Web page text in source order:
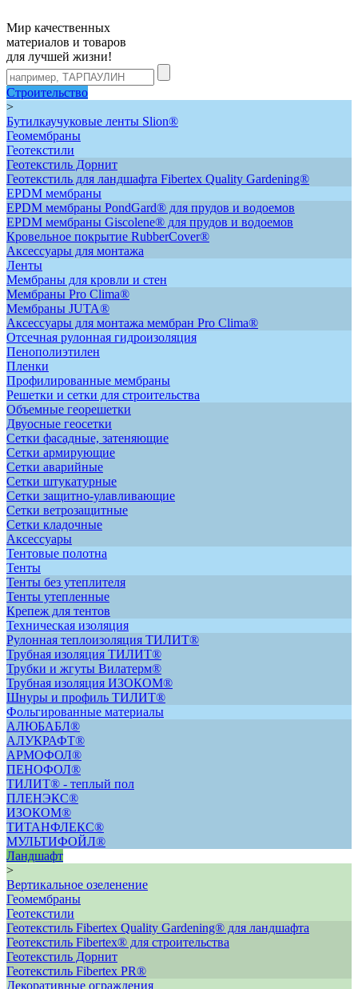
Мир качественных
материалов и товаров
для лучшей жизни!
Строительство
>
Бутилкаучуковые ленты Slion®
Геомембраны
Геотекстили
Геотекстиль Дорнит
Геотекстиль для ландшафта Fibertex Quality Gardening®
ЕРDM мембраны
EPDM мембраны PondGard® для прудов и водоемов
EPDM мембраны Giscolene® для прудов и водоемов
Кровельное покрытие RubberCover®
Аксессуары для монтажа
Ленты
Мембраны для кровли и стен
Мембраны Pro Clima®
Мембраны JUTA®
Аксессуары для монтажа мембран Pro Clima®
Отсечная рулонная гидроизоляция
Пенополиэтилен
Пленки
Профилированные мембраны
Решетки и сетки для строительства
Объемные георешетки
Двуосные геосетки
Сетки фасадные, затеняющие
Сетки армирующие
Сетки аварийные
Сетки штукатурные
Сетки защитно-улавливающие
Сетки ветрозащитные
Сетки кладочные
Аксессуары
Тентовые полотна
Тенты
Тенты без утеплителя
Тенты утепленные
Крепеж для тентов
Техническая изоляция
Рулонная теплоизоляция ТИЛИТ®
Трубная изоляция ТИЛИТ®
Трубки и жгуты Вилатерм®
Трубная изоляция ИЗОКОМ®
Шнуры и профиль ТИЛИТ®
Фольгированные материалы
АЛЮБАБЛ®
АЛУКРАФТ®
АРМОФОЛ®
ПЕНОФОЛ®
ТИЛИТ® - теплый пол
ПЛЕНЭКС®
ИЗОКОМ®
ТИТАНФЛЕКС®
МУЛЬТИФОЙЛ®
Ландшафт
>
Вертикальное озеленение
Геомембраны
Геотекстили
Геотекстиль Fibertex Quality Gardening® для ландшафта
Геотекстиль Fibertex® для строительства
Геотекстиль Дорнит
Геотекстиль Fibertex PR®
Декоративные ограждения